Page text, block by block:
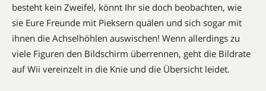
besteht kein Zweifel, könnt Ihr sie doch beobachten, wie
sie Eure Freunde mit Pieksern quälen und sich sogar mit
ihnen die Achselhöhlen auswischen! Wenn allerdings zu
viele Figuren den Bildschirm überrennen, geht die Bildrate
auf Wii vereinzelt in die Knie und die Übersicht leidet.